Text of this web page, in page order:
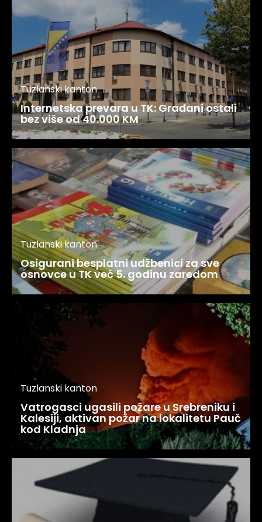
Tuzlanski kanton
Internetska prevara u TK: Građani ostali
bez više od 40.000 KM
Tuzlanski kanton
Osigurani besplatni udžbenici za sve
osnovce u TK već 5. godinu zaredom
Tuzlanski kanton
Vatrogasci ugasili požare u Srebreniku i
Kalesiji, aktivan požar na lokalitetu Pauč
kod Kladnja